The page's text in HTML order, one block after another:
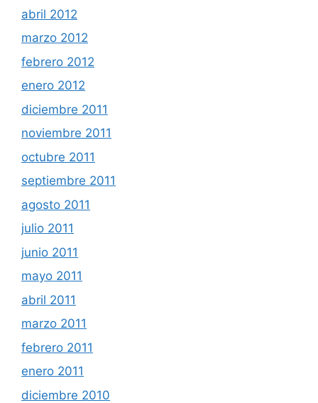
abril 2012
marzo 2012
febrero 2012
enero 2012
diciembre 2011
noviembre 2011
octubre 2011
septiembre 2011
agosto 2011
julio 2011
junio 2011
mayo 2011
abril 2011
marzo 2011
febrero 2011
enero 2011
diciembre 2010